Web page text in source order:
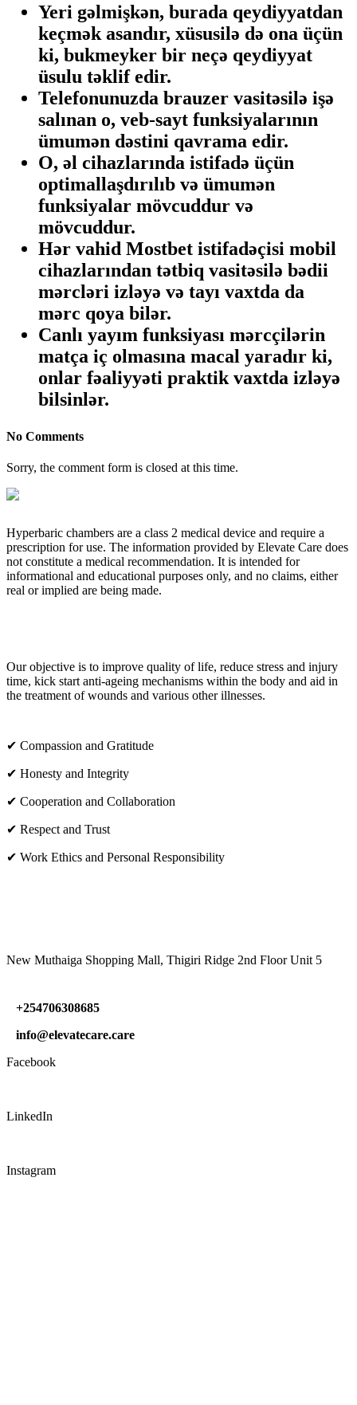
Yeri gəlmişkən, burada qeydiyyatdan
keçmək asandır, xüsusilə də ona üçün
ki, bukmeyker bir neçə qeydiyyat
üsulu təklif edir.
Telefonunuzda brauzer vasitəsilə işə
salınan o, veb-sayt funksiyalarının
ümumən dəstini qavrama edir.
O, əl cihazlarında istifadə üçün
optimallaşdırılıb və ümumən
funksiyalar mövcuddur və
mövcuddur.
Hər vahid Mostbet istifadəçisi mobil
cihazlarından tətbiq vasitəsilə bədii
mərcləri izləyə və tayı vaxtda da
mərc qoya bilər.
Canlı yayım funksiyası mərcçilərin
matça iç olmasına macal yaradır ki,
onlar fəaliyyəti praktik vaxtda izləyə
bilsinlər.
No Comments
Sorry, the comment form is closed at this time.
Hyperbaric chambers are a class 2 medical device and require a
prescription for use. The information provided by Elevate Care does
not constitute a medical recommendation. It is intended for
informational and educational purposes only, and no claims, either
real or implied are being made.
Our objective is to improve quality of life, reduce stress and injury
time, kick start anti-ageing mechanisms within the body and aid in
the treatment of wounds and various other illnesses.
✔ Compassion and Gratitude
✔ Honesty and Integrity
✔ Cooperation and Collaboration
✔ Respect and Trust
✔ Work Ethics and Personal Responsibility
New Muthaiga Shopping Mall, Thigiri Ridge 2nd Floor Unit 5
+254706308685
info@elevatecare.care
Facebook
LinkedIn
Instagram